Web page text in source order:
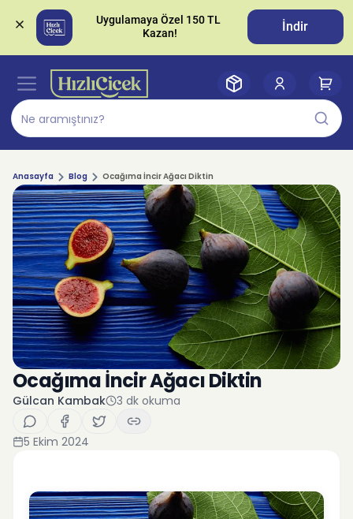
Uygulamaya Özel 150 TL
İndir
Anasayfa Blog Ocağıma İncir Ağacı Diktin
Ocağıma İncir Ağacı Diktin
Gülcan Kambak 3 dk okuma
5 Ekim 2024